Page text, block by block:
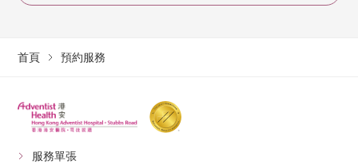
首頁 預約服務
服務單張